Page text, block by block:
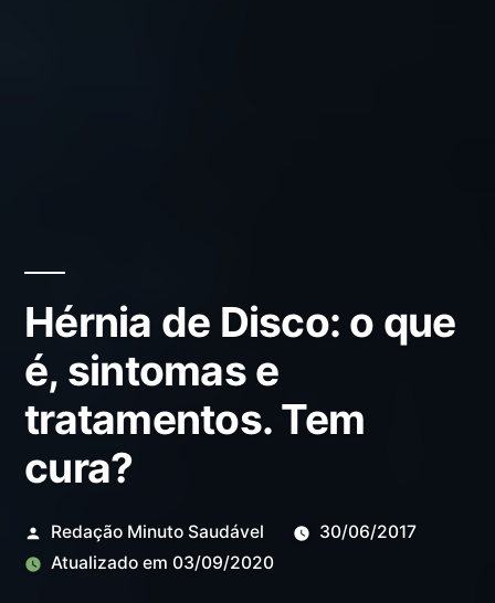
Hérnia de Disco: o que
é, sintomas e
tratamentos. Tem
cura?
Redação Minuto Saudável
30/06/2017
Atualizado em 03/09/2020